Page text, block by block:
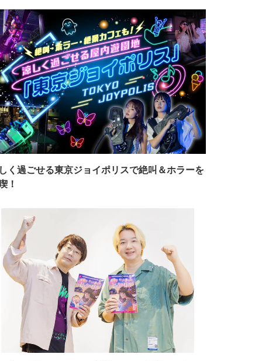
く過ごせる東京ジョイポリスで絶叫＆ホラーを
！